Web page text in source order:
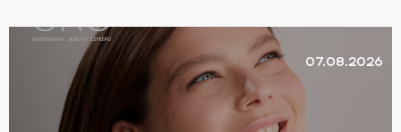
07.08.2026